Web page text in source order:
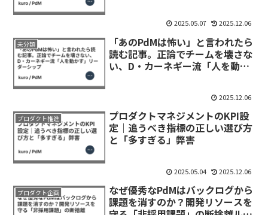
2025.05.07 2025.12.06
未分類
「あのPdMは怖い」と言われたら
読む記事。正論でチームを壊さな
い、D・カーネギー流「人を動か
2025.12.06
プロダクト推進
プロダクトマネジメントのKPI設
定｜追うべき指標の正しい選び方
と「多すぎる」弊害
2025.05.04 2025.12.06
プロダクト企画
なぜ優秀なPdMはバックログから
課題を消すのか？開発リソースを